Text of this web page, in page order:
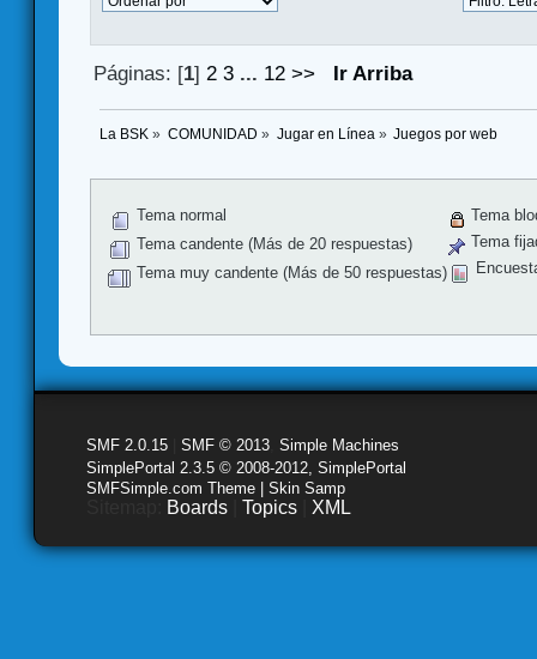
Páginas: [1] 2 3 ... 12 >> Ir Arriba
La BSK » COMUNIDAD » Jugar en Línea » Juegos por web
Tema normal
Tema candente (Más de 20 respuestas)
Tema muy candente (Más de 50 respuestas)
Tema
Tema
SMF 2.0.15 SMF © 2013 Simple Machines
SimplePortal 2.3.5 © 2008-2012, SimplePortal
SMFSimple.com Theme | Skin Samp
Boards Topics XML